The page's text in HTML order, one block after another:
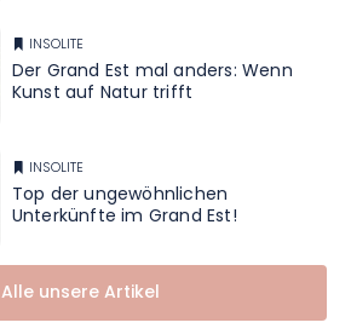
INSOLITE
Der Grand Est mal anders: Wenn
Kunst auf Natur trifft
INSOLITE
Top der ungewöhnlichen
Unterkünfte im Grand Est!
Alle unsere Artikel